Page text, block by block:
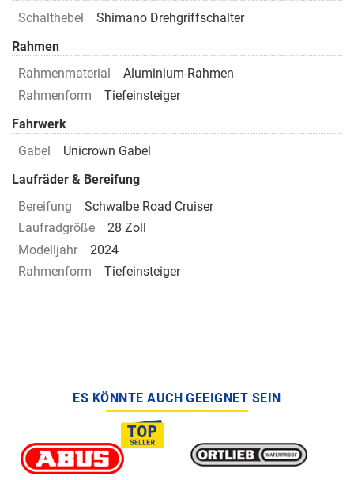
Schalthebel
Shimano Drehgriffschalter
Rahmen
Rahmenmaterial
Aluminium-Rahmen
Rahmenform
Tiefeinsteiger
Fahrwerk
Gabel
Unicrown Gabel
Laufräder & Bereifung
Bereifung
Schwalbe Road Cruiser
Laufradgröße
28 Zoll
Modelljahr
2024
Rahmenform
Tiefeinsteiger
ES KÖNNTE AUCH GEEIGNET SEIN